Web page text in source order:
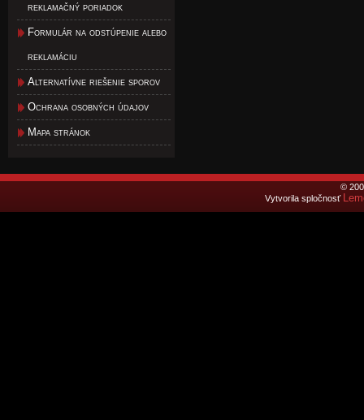
reklamačný poriadok
Formulár na odstúpenie alebo
reklamáciu
Alternatívne riešenie sporov
Ochrana osobných údajov
Mapa stránok
©
Vytvorila spločnosť